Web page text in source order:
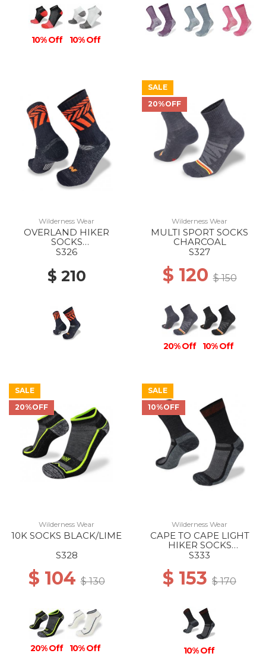
10% Off 10% Off
Wilderness Wear
OVERLAND HIKER
SOCKS
BLACK/HOKKAIDO
S326
$ 210
SALE
20%OFF
Wilderness Wear
MULTI SPORT SOCKS
CHARCOAL
S327
$ 120$ 150
20% Off 10% Off
SALE
20%OFF
Wilderness Wear
10K SOCKS BLACK/LIME
S328
$ 104$ 130
20% Off 10% Off
SALE
10%OFF
Wilderness Wear
CAPE TO CAPE LIGHT
HIKER SOCKS
BLACK/CHARCOAL
S333
$ 153 $ 170
10% Off